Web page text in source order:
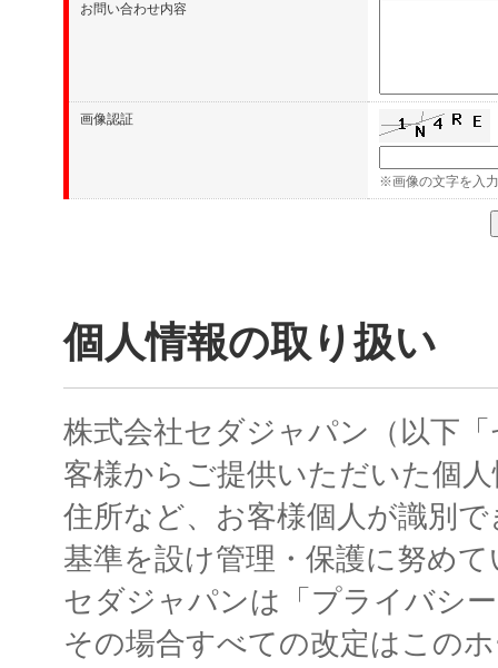
お問い合わせ内容
画像認証
※画像の文字を入
個人情報の取り扱い
株式会社セダジャパン（以下
客様からご提供いただいた個
住所など、お客様個人が識別
基準を設け管理・保護に努め
セダジャパンは「プライバシ
その場合すべての改定はこの